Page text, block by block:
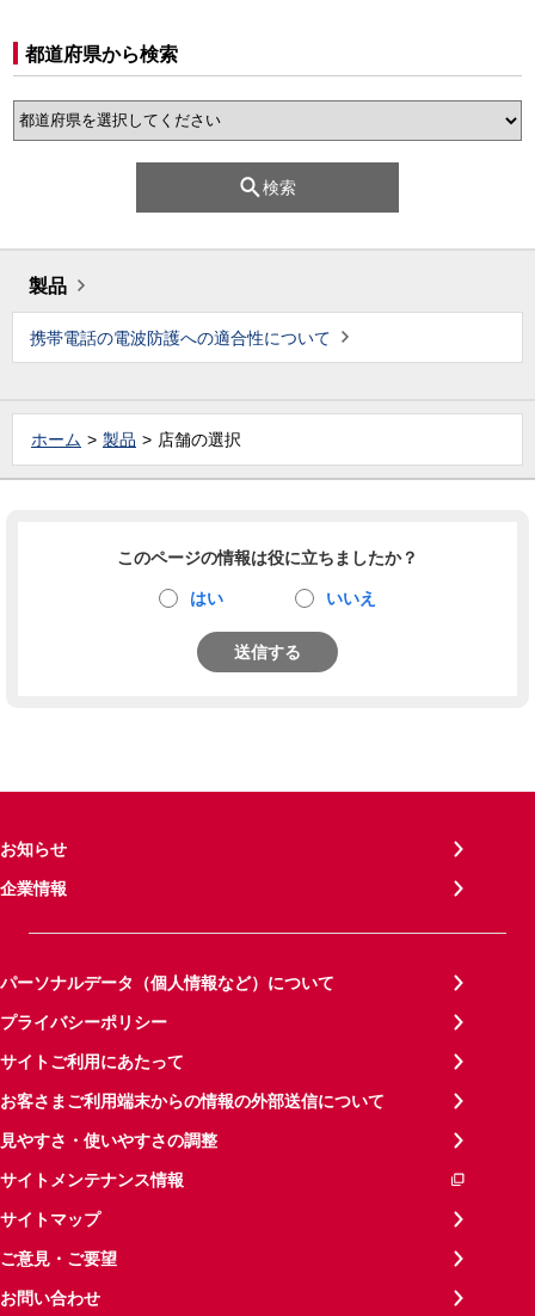
都道府県から検索
検索
製品
携帯電話の電波防護への適合性について
ホーム 製品 店舗の選択
このページの情報は役に立ちましたか？
はい いいえ
送信する
お知らせ
企業情報
パーソナルデータ（個人情報など）について
プライバシーポリシー
サイトご利用にあたって
お客さまご利用端末からの情報の外部送信について
見やすさ・使いやすさの調整
サイトメンテナンス情報
サイトマップ
ご意見・ご要望
お問い合わせ